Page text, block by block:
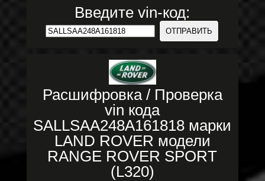
Введите vin-код:
Расшифровка / Проверка
vin кода
SALLSAA248A161818 марки
LAND ROVER модели
RANGE ROVER SPORT
(L320)